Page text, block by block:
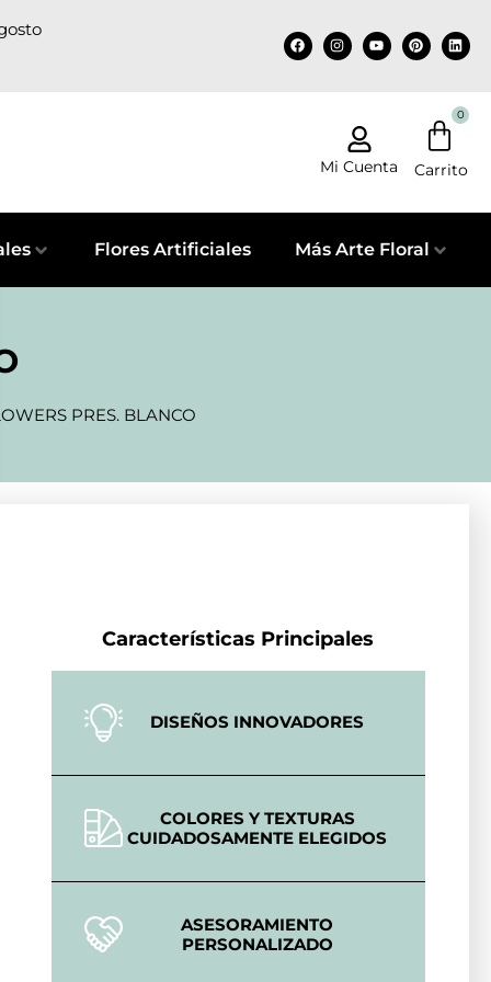
Mi Cuenta
0
Flores Artificiales Más Arte Floral
PRES. BLANCO
Características Principales
DISEÑOS INNOVADORES
COLORES Y TEXTURAS
CUIDADOSAMENTE ELEGIDOS
ASESORAMIENTO
PERSONALIZADO